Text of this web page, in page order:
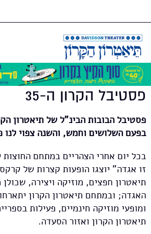
פסטיבל הקרון ה-35
פסטיבל הבובות הבינ"ל של תיאטרון
בפעם השלושים וחמש, והשנה צפוי לנו
בכל יום אחרי הצהריים במתחם
זו אגדה" יוצגו הופעות קצרות של
תיאטרון חפצים, מוזיקה ויצירה,
האגדה; ובמתחם תיאטרון הקרון
ומופעי מוזיקה חינמיים, פעילות
תיאטרון הקרון ואזור הסעדה.